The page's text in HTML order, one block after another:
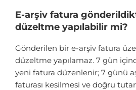
E-arşiv fatura
düzeltme yapılabilir mi?
Gönderilen bir e-arşiv fatura
düzeltme yapılamaz. 7 gün
yeni fatura düzenlenir; 7 günü
faturası kesilmesi ve doğru